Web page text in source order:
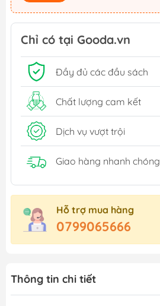
Chỉ có tại Gooda.vn
Đầy đủ các đầu sách
Chất lượng cam kết
Dịch vụ vượt trội
Giao hàng nhanh chóng
Hỗ trợ mua hàng
0799065666
Thông tin chi tiết